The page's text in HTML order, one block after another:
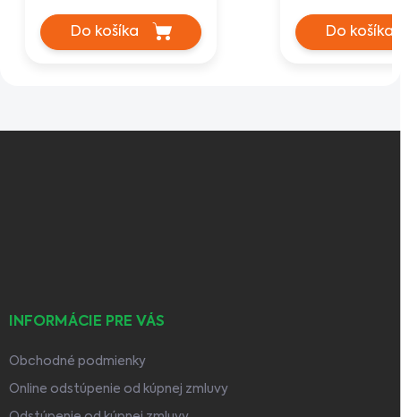
Do košíka Do košíka
INFORMÁCIE PRE VÁS
Obchodné podmienky
Online odstúpenie od kúpnej zmluvy